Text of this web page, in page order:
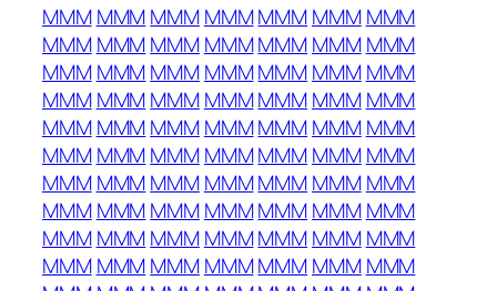
MMM MMMMMMMMMMMMMMM MMM
MMM MMMMMMMMMMMMMMM MMM
MMM MMMMMMMMMMMMMMM MMM
MMM MMMMMMMMMMMMMMM MMM
MMM MMMMMMMMMMMMMMM MMM
MMM MMMMMMMMMMMMMMM MMM
MMM MMMMMMMMMMMMMMM MMM
MMM MMMMMMMMMMMMMMM MMM
MMM MMMMMMMMMMMMMMM MMM
MMM MMMMMMMMMMMMMMM MMM